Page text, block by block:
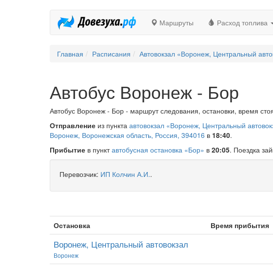
Маршруты Расход топлива
Главная Расписания Автовокзал «Воронеж, Центральный
Автобус Воронеж - Бор
Автобус Воронеж - Бор - маршрут следования, остановки, время
Отправление из пункта автовокзал «Воронеж, Центральный
Воронеж, Воронежская область, Россия, 394016 в 18:40.
Прибытие в пунктавтобусная остановка «Бор» в 20:05. Поездка
Перевозчик: ИП Колчин А.И..
Остановка Время прибытия
Воронеж, Центральный автовокзал
Воронеж